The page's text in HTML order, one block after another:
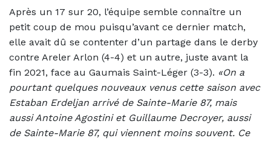
Après un 17 sur 20, l’équipe semble connaître un
petit coup de mou puisqu’avant ce dernier match,
elle avait dû se contenter d’un partage dans le derby
contre Areler Arlon (4-4) et un autre, juste avant la
fin 2021, face au Gaumais Saint-Léger (3-3). «On a
pourtant quelques nouveaux venus cette saison avec
Estaban Erdeljan arrivé de Sainte-Marie 87, mais
aussi Antoine Agostini et Guillaume Decroyer, aussi
de Sainte-Marie 87, qui viennent moins souvent. Ce